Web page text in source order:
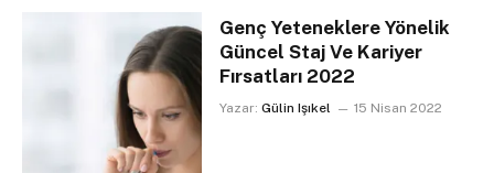
Genç Yeteneklere Yönelik
Güncel Staj Ve Kariyer
Fırsatları 2022
Yazar: Gülin Işıkel 15 Nisan 2022